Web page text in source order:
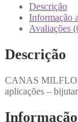
Descrição
Informação
Avaliações
Descrição
CANAS
aplicações –